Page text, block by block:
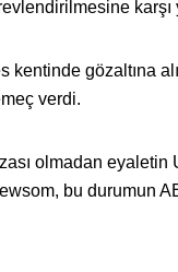
kentinde gözaltına
verdi.
olmadan eyaletin
bu durumun